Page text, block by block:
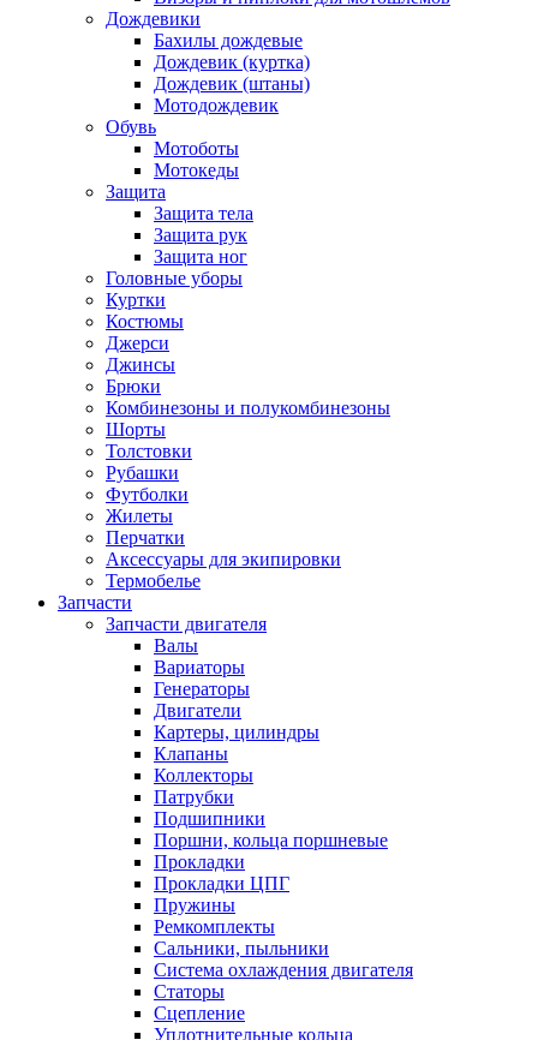
Дождевики
Бахилы дождевые
Дождевик (куртка)
Дождевик (штаны)
Мотодождевик
Обувь
Мотоботы
Мотокеды
Защита
Защита тела
Защита рук
Защита ног
Головные уборы
Куртки
Костюмы
Джерси
Джинсы
Брюки
Комбинезоны и полукомбинезоны
Шорты
Толстовки
Рубашки
Футболки
Жилеты
Перчатки
Аксессуары для экипировки
Термобелье
Запчасти
Запчасти двигателя
Валы
Вариаторы
Генераторы
Двигатели
Картеры, цилиндры
Клапаны
Коллекторы
Патрубки
Подшипники
Поршни, кольца поршневые
Прокладки
Прокладки ЦПГ
Пружины
Ремкомплекты
Сальники, пыльники
Система охлаждения двигателя
Статоры
Сцепление
Уплотнительные кольца